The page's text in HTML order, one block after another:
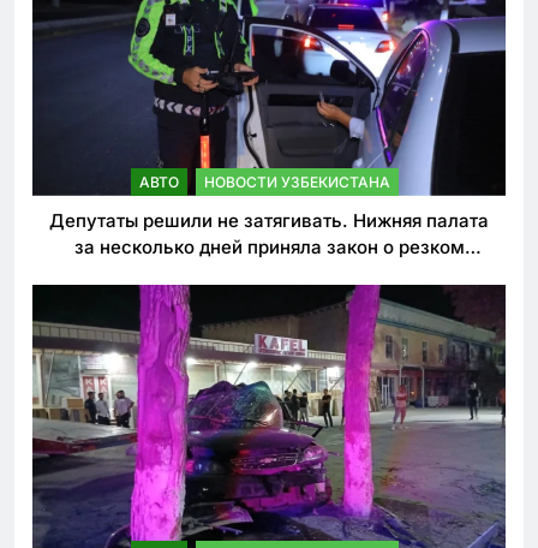
АВТО НОВОСТИ УЗБЕКИСТАНА
Депутаты решили не затягивать. Нижняя палата
за несколько дней приняла закон о резком